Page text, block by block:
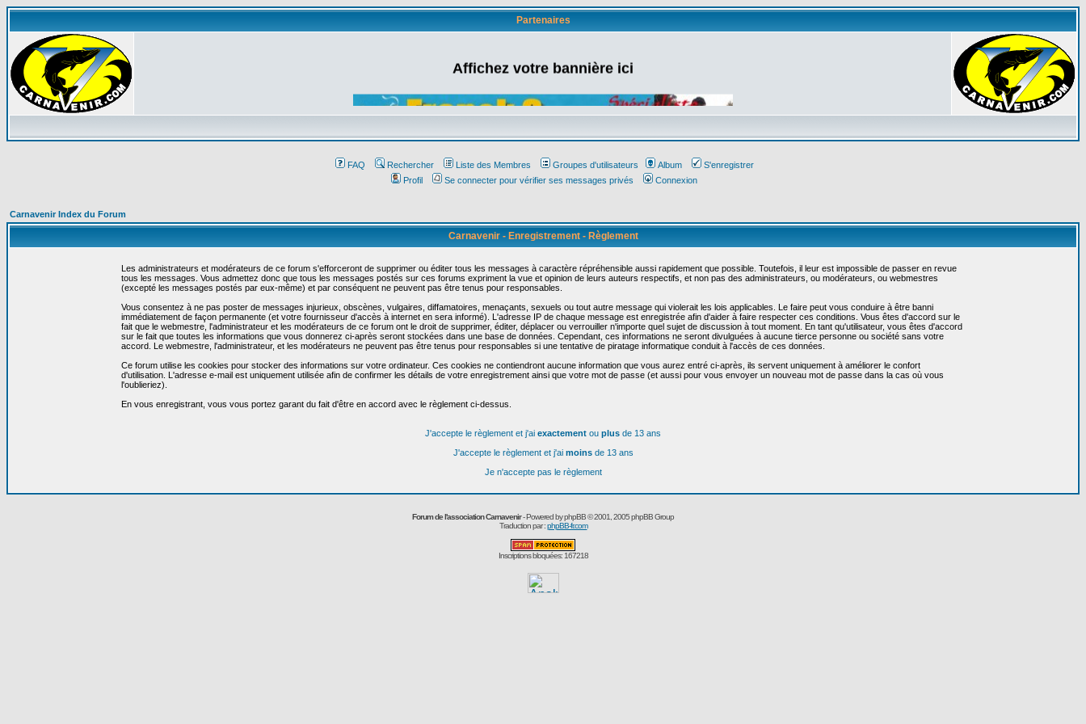
Partenaires
Affichez votre bannière ici
FAQ Rechercher Liste des Membres Groupes d'utilisateurs Album
S'enregistrer
Profil
Se connecter pour vérifier ses messages privés Connexion
Carnavenir Index du Forum
Carnavenir - Enregistrement - Règlement
Les administrateurs et modérateurs de ce forum s'efforceront de supprimer ou éditer tous les messages à caractère répréhensible aussi rapidement que possible. Toutefois, il leur est impossible de passer en revue
tous les messages. Vous admettez donc que tous les messages postés sur ces forums expriment la vue et opinion de leurs auteurs respectifs, et non pas des administrateurs, ou modérateurs, ou webmestres
(excepté les messages postés par eux-même) et par conséquent ne peuvent pas être tenus pour responsables.
Vous consentez à ne pas poster de messages injurieux, obscènes, vulgaires, diffamatoires, menaçants, sexuels ou tout autre message qui violerait les lois applicables. Le faire peut vous conduire à être banni
immédiatement de façon permanente (et votre fournisseur d'accès à internet en sera informé). L'adresse IP de chaque message est enregistrée afin d'aider à faire respecter ces conditions. Vous êtes d'accord sur le
fait que le webmestre, l'administrateur et les modérateurs de ce forum ont le droit de supprimer, éditer, déplacer ou verrouiller n'importe quel sujet de discussion à tout moment. En tant qu'utilisateur, vous êtes d'accord
sur le fait que toutes les informations que vous donnerez ci-après seront stockées dans une base de données. Cependant, ces informations ne seront divulguées à aucune tierce personne ou société sans votre
accord. Le webmestre, l'administrateur, et les modérateurs ne peuvent pas être tenus pour responsables si une tentative de piratage informatique conduit à l'accès de ces données.
Ce forum utilise les cookies pour stocker des informations sur votre ordinateur. Ces cookies ne contiendront aucune information que vous aurez entré ci-après, ils servent uniquement à améliorer le confort
d'utilisation. L'adresse e-mail est uniquement utilisée afin de confirmer les détails de votre enregistrement ainsi que votre mot de passe (et aussi pour vous envoyer un nouveau mot de passe dans la cas où vous
l'oublieriez).
En vous enregistrant, vous vous portez garant du fait d'être en accord avec le règlement ci-dessus.
J'accepte le règlement et j'ai exactement ou plus de 13 ans
J'accepte le règlement et j'ai moinsde 13 ans
Je n'accepte pas le règlement
Forum de l'association Carnavenir- Powered byphpBB© 2001, 2005 phpBB Group
Traduction par :phpBB-fr.com
Inscriptions bloquées: 167218